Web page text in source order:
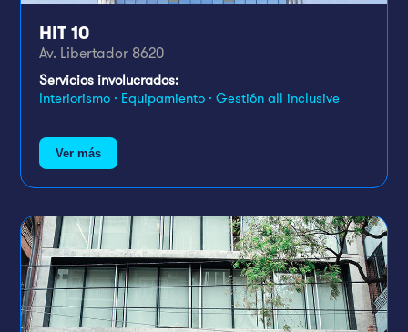
HIT 10
Av. Libertador 8620
Servicios involucrados:
Interiorismo · Equipamiento · Gestión all inclusive
Ver más